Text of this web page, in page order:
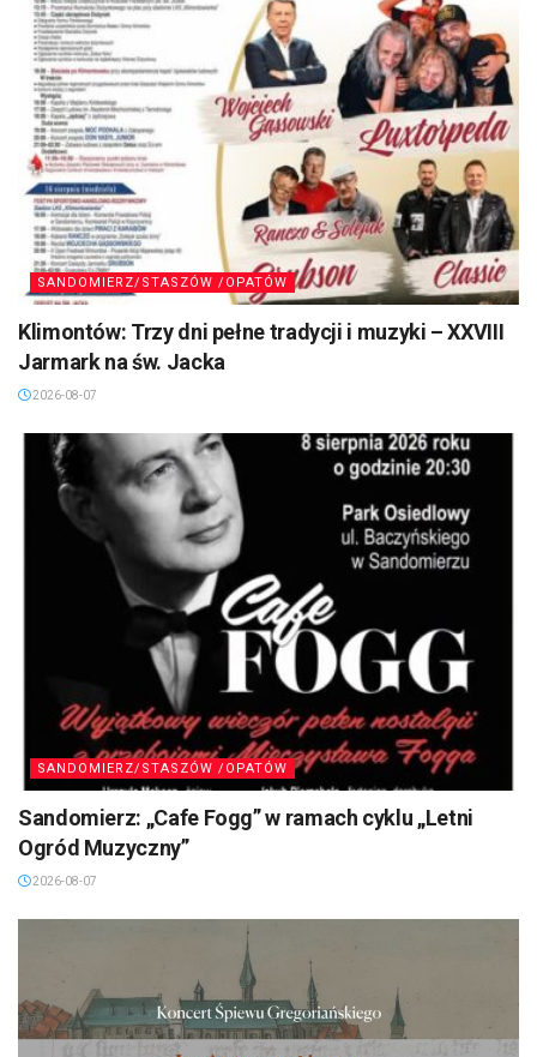
SANDOMIERZ/STASZÓW /OPATÓW
Klimontów: Trzy dni pełne tradycji i muzyki – XXVIII
Jarmark na św. Jacka
2026-08-07
SANDOMIERZ/STASZÓW /OPATÓW
Sandomierz: „Cafe Fogg” w ramach cyklu „Letni
Ogród Muzyczny”
2026-08-07